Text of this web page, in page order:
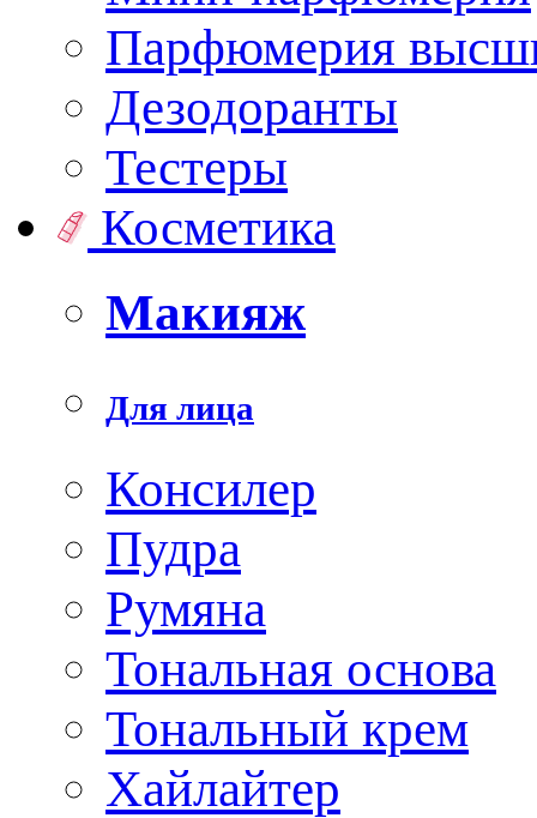
Парфюмерия
Дезодоранты
Тестеры
Косметика
Макияж
Для лица
Консилер
Пудра
Румяна
Тональная основа
Тональный крем
Хайлайтер